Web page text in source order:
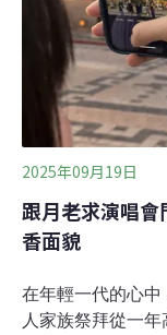
定，他們很驚訝
方不燒金紙，「
呢？總幹事表示
2025年09月19日
跟月老求演唱
香面貌
在年輕一代的心
人家族祭拜從一